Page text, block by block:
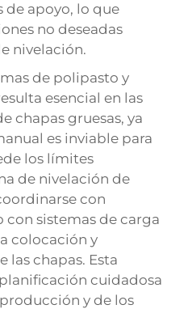
de apoyo, lo que
no deseadas
nivelación.
de polipasto y
esencial en las
chapas gruesas, ya
es inviable para
los límites
de nivelación de
con
sistemas de carga
colocación y
las chapas. Esta
cuidadosa
y de los